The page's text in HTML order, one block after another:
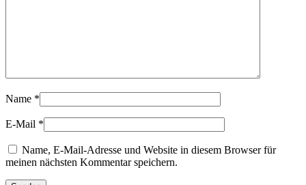
Name *
E-Mail *
Name, E-Mail-Adresse und Website in diesem Browser für
meinen nächsten Kommentar speichern.